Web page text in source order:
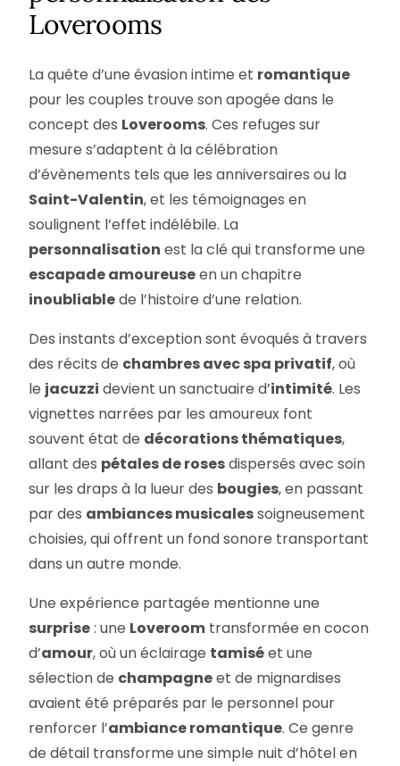
Loverooms
La quête d’une évasion intime et romantique
pour les couples trouve son apogée dans le
concept des Loverooms. Ces refuges sur
mesure s’adaptent à la célébration
d’évènements tels que les anniversaires ou la
Saint-Valentin, et les témoignages en
soulignent l’effet indélébile. La
personnalisation est la clé qui transforme une
escapade amoureuseen un chapitre
inoubliablede l’histoire d’une relation.
Des instants d’exception sont évoqués à travers
des récits de chambres avec spa privatif, où
le jacuzzi devient un sanctuaire d’intimité. Les
vignettes narrées par les amoureux font
souvent état de décorations thématiques,
allant des pétales de rosesdispersés avec soin
sur les draps à la lueur des bougies, en passant
par des ambiances musicalessoigneusement
choisies, qui offrent un fond sonore transportant
dans un autre monde.
Une expérience partagée mentionne une
surprise: une Loveroom transformée en cocon
d’amour, où un éclairage tamiséet une
sélection de champagneet de mignardises
avaient été préparés par le personnel pour
renforcer l’ambiance romantique. Ce genre
de détail transforme une simple nuit d’hôtel en